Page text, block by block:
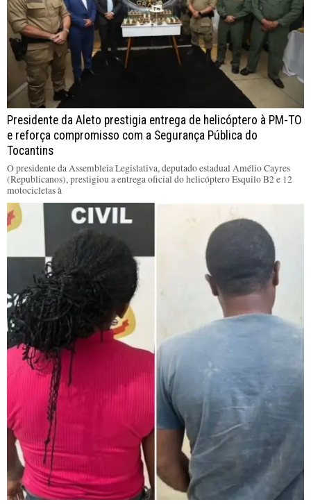
Presidente da Aleto prestigia entrega de helicóptero à PM-TO
e reforça compromisso com a Segurança Pública do
Tocantins
O presidente da Assembleia Legislativa, deputado estadual Amélio Cayres
(Republicanos), prestigiou a entrega oficial do helicóptero Esquilo B2 e 12
motocicletas à